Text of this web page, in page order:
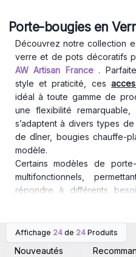
Porte-bougies en
Découvrez notre collection
verre et de pots décoratifs
AW Artisan France .
style et praticité, ces
idéal à toute gamme de
une flexibilité
s’adaptent à divers types de
de dîner, bougies chauffe-
modèle.
Certains modèles de
multifonctionnels,
répondre à différents
cherchant à offrir des
Affichage 24 de 24 Produits
Nouveautés
Connectez-vous ou
inscrivez-vous pour
accéder aux prix de gros